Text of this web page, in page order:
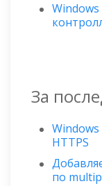
За
HTTPS
по